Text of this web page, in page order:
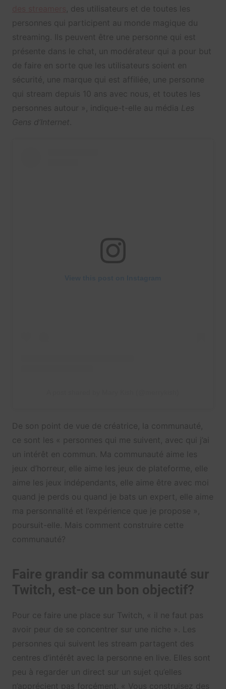
, des utilisateurs et de toutes les
personnes qui participent au monde magique du
streaming. Ils peuvent être une personne qui est
présente dans le chat, un modérateur qui a pour but
de faire en sorte que les utilisateurs soient en
sécurité, une marque qui est affiliée, une personne
qui stream depuis 10 ans avec nous, et toutes les
personnes autour », indique-t-elle au média Les
Gens d’Internet
De son point de vue de créatrice, la communauté,
ce sont les « personnes qui me suivent, avec qui j’ai
un intérêt en commun. Ma communauté aime les
jeux d’horreur, elle aime les jeux de plateforme, elle
aime les jeux indépendants, elle aime être avec moi
quand je perds ou quand je bats un expert, elle aime
ma personnalité et l’expérience que je propose »,
poursuit-elle. Mais comment construire cette
communauté?
Faire grandir sa communauté sur
Twitch, est-ce un bon objectif?
Pour ce faire une place sur Twitch, « il ne faut pas
avoir peur de se concentrer sur une niche ». Les
personnes qui suivent les stream partagent des
centres d’intérêt avec la personne en live. Elles sont
peu à regarder un direct sur un sujet qu’elles
n’apprécient pas forcément. « Vous construisez des